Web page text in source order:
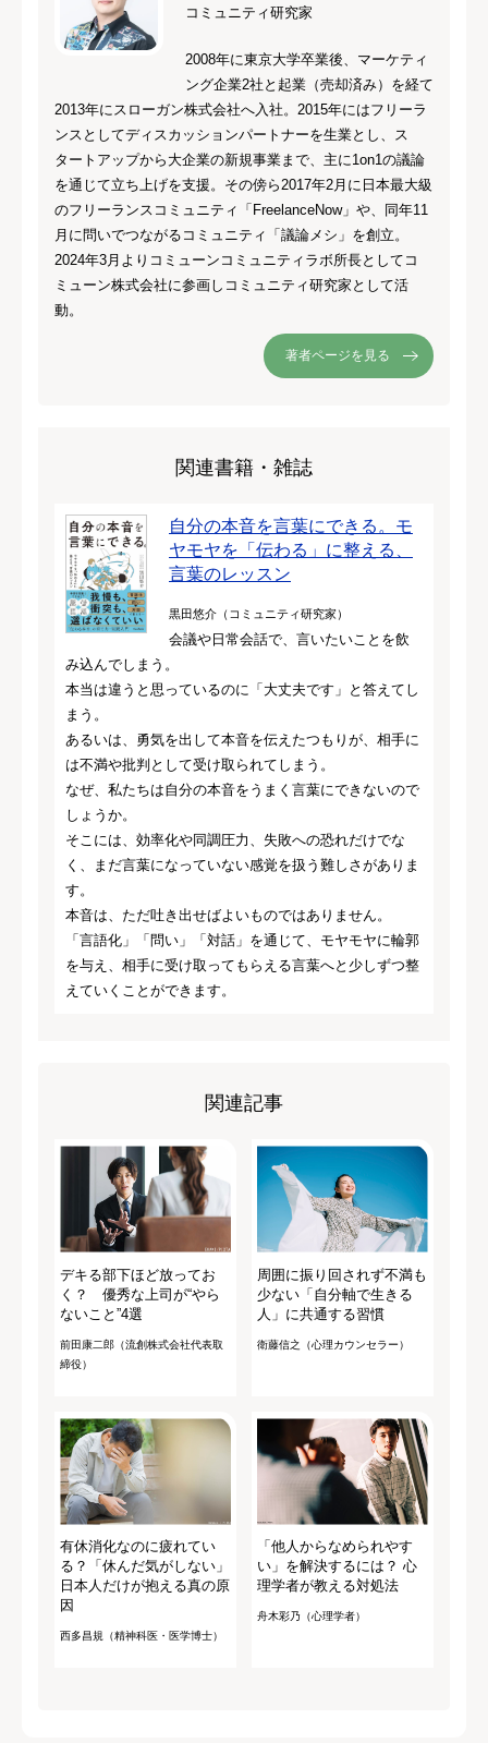
コミュニティ研究家
2008年に東京大学卒業後、マーケティ
ング企業2社と起業（売却済み）を経て
2013年にスローガン株式会社へ入社。2015年にはフリーラ
ンスとしてディスカッションパートナーを生業とし、ス
タートアップから大企業の新規事業まで、主に1on1の議論
を通じて立ち上げを支援。その傍ら2017年2月に日本最大級
のフリーランスコミュニティ「FreelanceNow」や、同年11
月に問いでつながるコミュニティ「議論メシ」を創立。
2024年3月よりコミューンコミュニティラボ所長としてコ
ミューン株式会社に参画しコミュニティ研究家として活
動。
著者ページを見る
関連書籍・雑誌
自分の本音を言葉にできる。モ
ヤモヤを「伝わる」に整える、
言葉のレッスン
黒田悠介（コミュニティ研究家）
会議や日常会話で、言いたいことを飲
み込んでしまう。
本当は違うと思っているのに「大丈夫です」と答えてし
まう。
あるいは、勇気を出して本音を伝えたつもりが、相手に
は不満や批判として受け取られてしまう。
なぜ、私たちは自分の本音をうまく言葉にできないので
しょうか。
そこには、効率化や同調圧力、失敗への恐れだけでな
く、まだ言葉になっていない感覚を扱う難しさがありま
す。
本音は、ただ吐き出せばよいものではありません。
「言語化」「問い」「対話」を通じて、モヤモヤに輪郭
を与え、相手に受け取ってもらえる言葉へと少しずつ整
えていくことができます。
関連記事
デキる部下ほど放ってお
く？ 優秀な上司が“やら
ないこと”4選
前田康二郎（流創株式会社代表取
締役）
周囲に振り回されず不満も
少ない「自分軸で生きる
人」に共通する習慣
衛藤信之（心理カウンセラー）
有休消化なのに疲れてい
る？「休んだ気がしない」
日本人だけが抱える真の原
因
西多昌規（精神科医・医学博士）
「他人からなめられやす
い」を解決するには？ 心
理学者が教える対処法
舟木彩乃（心理学者）